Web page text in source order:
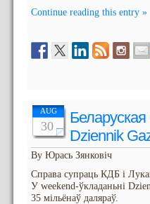
Continue reading this entry »
AUG
30
Dziennik
By Юрась Зянковіч
Справа супраць КДБ і
У weekend-ўкладаньні
35 мільёнаў даляраў.